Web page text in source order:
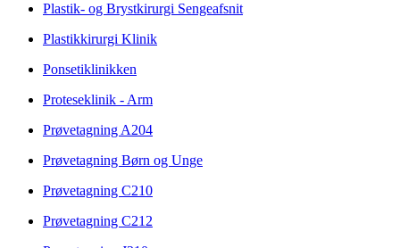
Plastik- og Brystkirurgi Sengeafsnit
Plastikkirurgi Klinik
Ponsetiklinikken
Proteseklinik - Arm
Prøvetagning A204
Prøvetagning Børn og Unge
Prøvetagning C210
Prøvetagning C212